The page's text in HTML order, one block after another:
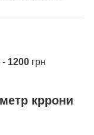
- 1200 грн
кррони